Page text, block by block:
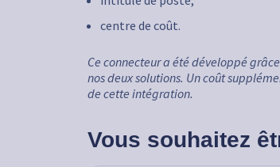
centre de coût.
Ce connecteur a été développé
nos deux solutions. Un coût
de cette intégration.
Vous souhaitez